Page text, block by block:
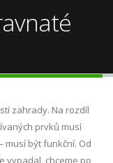
zahrady. Na rozdíl
prvků musí
musí být funkční. Od
vypadal, chceme po